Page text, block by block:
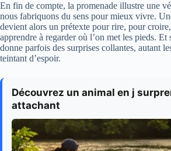
En fin de compte, la promenade illustre une
nous fabriquons du sens pour mieux vivre.
devient alors un prétexte pour rire, pour
apprendre à regarder où l’on met les pieds. Et
donne parfois des surprises collantes, autant
teintant d’espoir.
Découvrez un animal en j
attachant